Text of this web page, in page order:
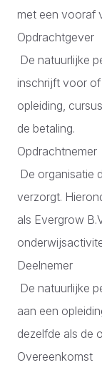
met een vooraf
Opdrachtgever
De natuurlijke
inschrijft voor
opleiding,
de betaling.
Opdrachtnemer
De organisatie
verzorgt.
als Evergrow
Deelnemer
De natuurlijke
aan een
dezelfde als de
Overeenkomst